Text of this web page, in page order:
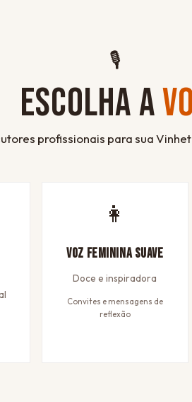
🎙
ESCOLHA A
profissionais para sua
👩
Voz Feminina Suave
Doce e inspiradora
Convites e mensagens de
reflexão